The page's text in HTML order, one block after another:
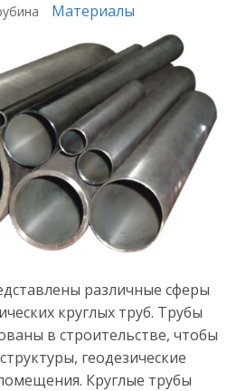
Материалы
различные сферы
круглых труб. Трубы
в строительстве, чтобы
геодезические
Круглые трубы